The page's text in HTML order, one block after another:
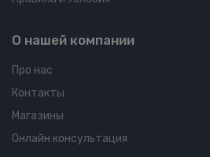
О нашей компании
Про нас
Контакты
Магазины
Онлайн консультация